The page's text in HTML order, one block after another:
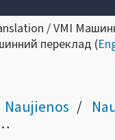
/ VMI
переклад (
Naujienos